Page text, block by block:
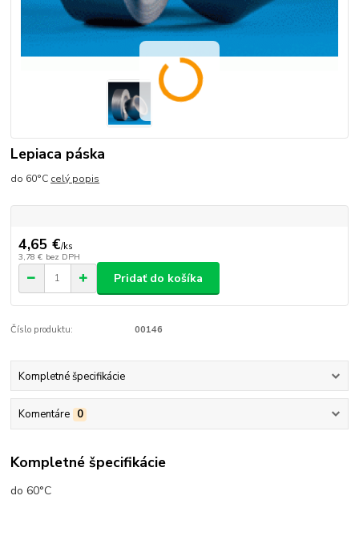
Lepiaca páska
do 60°C celý popis
4,65 €/ks
3,78 € bez DPH
Pridať do košíka
Číslo produktu: 00146
Kompletné špecifikácie
Komentáre 0
Kompletné špecifikácie
do 60°C